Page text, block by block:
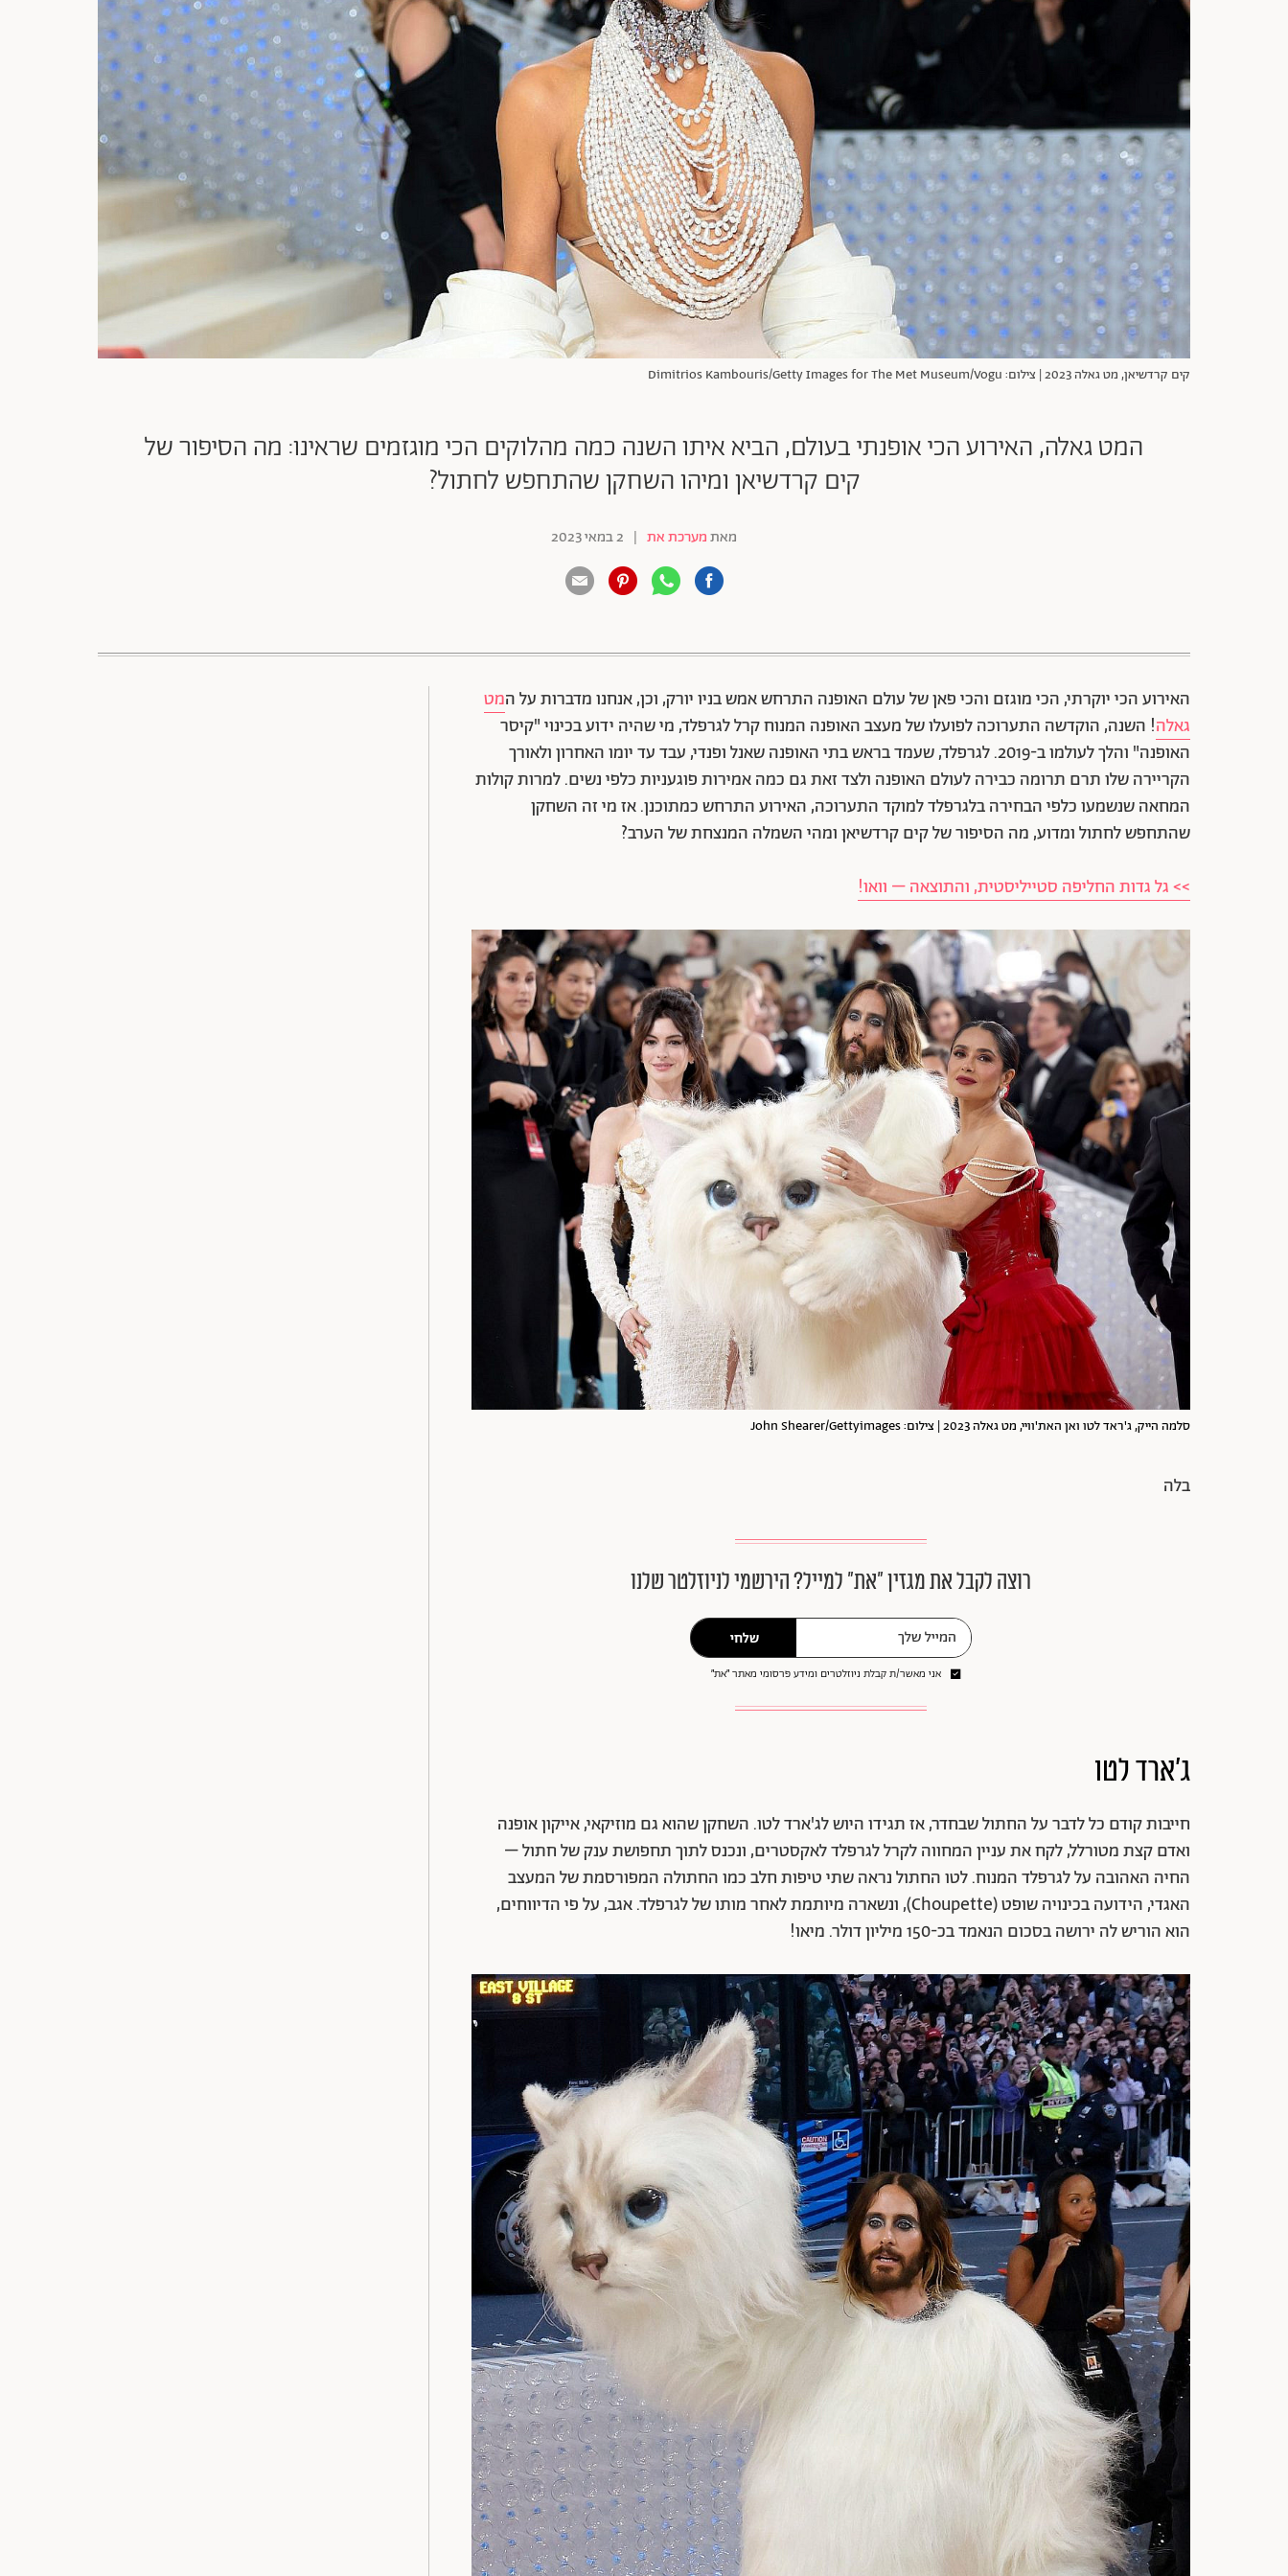
קים קרדשיאן, מט גאלה 2023 | צילום: Dimitrios Kambouris/Getty Images for The Met Museum/Vogu
המט גאלה, האירוע הכי אופנתי בעולם, הביא איתו השנה כמה מהלוקים הכי מוגזמים שראינו: מה הסיפור של
קים קרדשיאן ומיהו השחקן שהתחפש לחתול?
מאתמערכת את | 2 במאי 2023
האירוע הכי יוקרתי, הכי מוגזם והכי פאן של עולם האופנה התרחש אמש בניו יורק, וכן, אנחנו מדברות על המט
גאלה! השנה, הוקדשה התערוכה לפועלו של מעצב האופנה המנוח קרל לגרפלד, מי שהיה ידוע בכינוי "קיסר
האופנה" והלך לעולמו ב-2019. לגרפלד, שעמד בראש בתי האופנה שאנל ופנדי, עבד עד יומו האחרון ולאורך
הקריירה שלו תרם תרומה כבירה לעולם האופנה ולצד זאת גם כמה אמירות פוגעניות כלפי נשים. למרות קולות
המחאה שנשמעו כלפי הבחירה בלגרפלד למוקד התערוכה, האירוע התרחש כמתוכנן. אז מי זה השחקן
שהתחפש לחתול ומדוע, מה הסיפור של קים קרדשיאן ומהי השמלה המנצחת של הערב?
>> גל גדות החליפה סטייליסטית, והתוצאה – וואו!
סלמה הייק, ג'ראד לטו ואן האת'וויי, מט גאלה 2023 | צילום: John Shearer/Gettyimages
בלה
רוצה לקבל את מגזין ״את״ למייל? הירשמי לניוזלטר שלנו
שלחי
אני מאשר/ת קבלת ניוזלטרים ומידע פרסומי מאתר ״את״
ג'ארד לטו
חייבות קודם כל לדבר על החתול שבחדר, אז תגידו היוש לג'ארד לטו. השחקן שהוא גם מוזיקאי, אייקון אופנה
ואדם קצת מטורלל, לקח את עניין המחווה לקרל לגרפלד לאקסטרים, ונכנס לתוך תחפושת ענק של חתול –
החיה האהובה על לגרפלד המנוח. לטו החתול נראה שתי טיפות חלב כמו החתולה המפורסמת של המעצב
האגדי, הידועה בכינויה שופט (Choupette), ונשארה מיותמת לאחר מותו של לגרפלד. אגב, על פי הדיווחים,
הוא הוריש לה ירושה בסכום הנאמד בכ-150 מיליון דולר. מיאו!